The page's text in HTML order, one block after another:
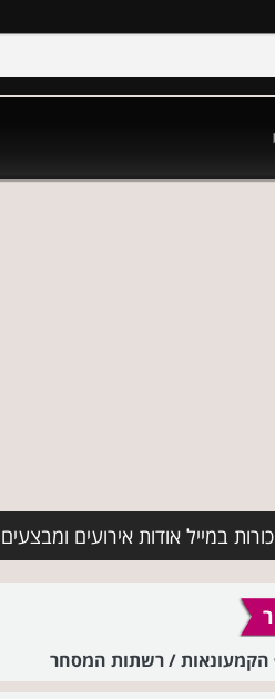
במייל אודות אירועים ומבצעים
הקמעונאות / רשתות המסחר